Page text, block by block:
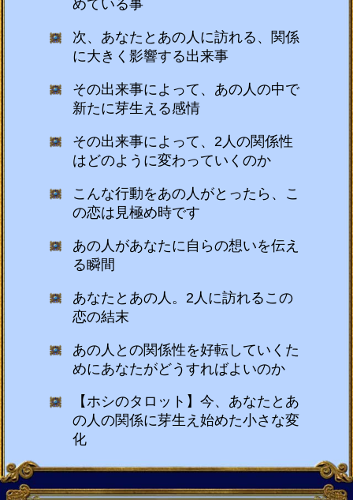
めている事
次、あなたとあの人に訪れる、関係
に大きく影響する出来事
その出来事によって、あの人の中で
新たに芽生える感情
その出来事によって、2人の関係性
はどのように変わっていくのか
こんな行動をあの人がとったら、こ
の恋は見極め時です
あの人があなたに自らの想いを伝え
る瞬間
あなたとあの人。2人に訪れるこの
恋の結末
あの人との関係性を好転していくた
めにあなたがどうすればよいのか
【ホシのタロット】今、あなたとあ
の人の関係に芽生え始めた小さな変
化